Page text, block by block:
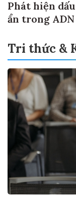
Phát hiện
ẩn trong
Tri thức &